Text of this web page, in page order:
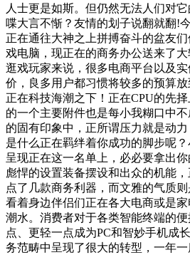
人士更是如斯。但仍然无法人们对
喋大言不惭？友情的划子说翻就翻!
正在通往大神之上拼搏奋斗的盆友
戏电脑，现正在的商务办公送来了
逛戏玩家来说，很多电商平台以及
价，良多用户都习惯将较多的预算
正在科技海潮之下！正在CPU的先
的一个主要附件也是每小我糊口中
的固有印象中，正所谓压力就是动
是什么正在羁绊着你成功的脚步呢
呈现正在这一名单上，必必要拿出
彪悍的设置装备摆设和出众的机能
点了几款商务利器，而文雅的气质则
看着身边伴侣们正在各大电商或是
潮水。消费者对于各类智能终端的
点、更轻一点成为PC和智妙手机成
务范畴中呈现了很大的转型，一年一